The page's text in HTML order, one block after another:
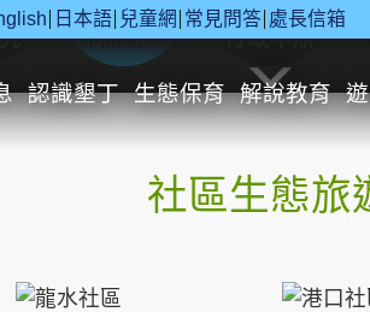
日本語 兒童網 常見問答 處長信箱
認識墾丁 生態保育 解說教育
休閒遊憩 行政申辦
社區生態旅